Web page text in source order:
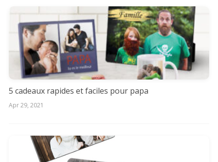
5 cadeaux rapides et faciles pour papa
Apr 29, 2021